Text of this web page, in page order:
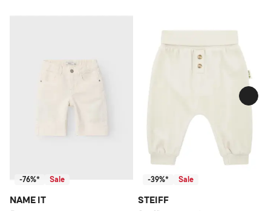
-76%* Sale
NAME IT
-39%* Sale
STEIFF